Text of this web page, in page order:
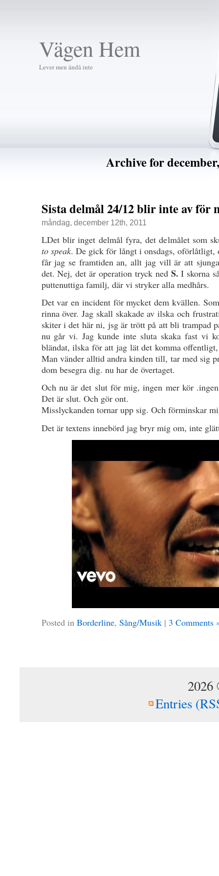
Vägen Hem
Lever men ändå inte
Archive for
Sista delmål 24/12 blir inte av för
måndag, december 12th, 2011
LDet blir inget delmål fyra, det delmålet som
to speak. De gick för långt i onsdags, oförlåtligt,
får jag se framtiden an, allt jag vill är att
det. Nej, det är operation tryck ned S. I skorna
puttenuttiga familj, där vi stryker alla medhårs.
Det var en incident för mycket dem kvällen.
rinna över. Jag skall skakade av ilska och
skiter i det här ni, jsg är trött på att bli trampad
nu går vi. Jag kunde inte sluta skaka fast vi
bländat, ilska för att jag lät det komma
Man vänder alltid andra kinden till, tar med sig
dom besegra dig. nu har de övertaget.
Och nu är det slut för mig, ingen mer kör .ingen
Det är slut. Och gör ont.
Misslyckanden tornar upp sig. Och förminskar
Det är textens innebörd jag bryr mig om, inte
Posted in Borderline, Sång/Musik| 3 Comments
2026
Entries